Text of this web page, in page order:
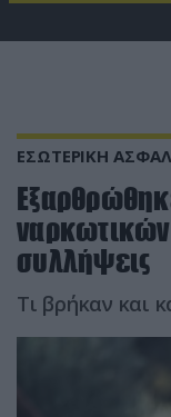
ΕΣΩΤΕΡΙΚΗ
ναρκωτικών
συλλήψεις
Τι βρήκαν και